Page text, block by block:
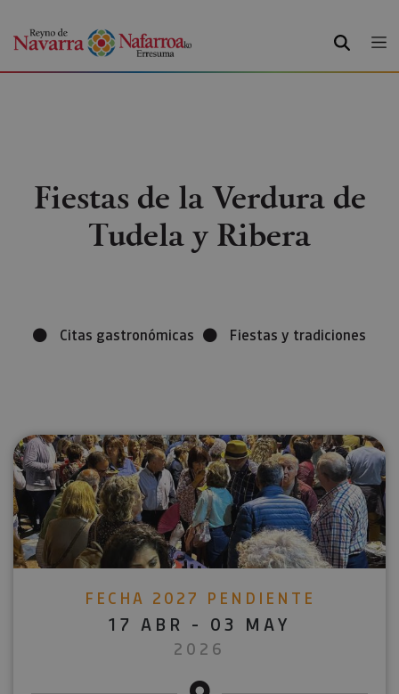
BUSCAR
Fiestas de la Verdura de
Tudela y Ribera
Citas gastronómicas Fiestas y tradiciones
FECHA 2027 PENDIENTE
17 ABR - 03 MAY
2026